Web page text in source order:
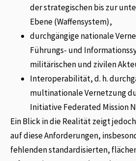
der strategischen bis zur
Ebene (Waffensystem),
durchgängige nationale
Führungs- und
militärischen und zivilen
Interoperabilität, d. h.
multinationale Vernetzung
Initiative Federated Mission
Ein Blick in die Realität zeigt
auf diese Anforderungen,
fehlenden standardisierten,